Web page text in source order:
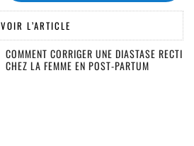
VOIR L’ARTICLE
COMMENT CORRIGER UNE DIASTASE RECTI
CHEZ LA FEMME EN POST-PARTUM